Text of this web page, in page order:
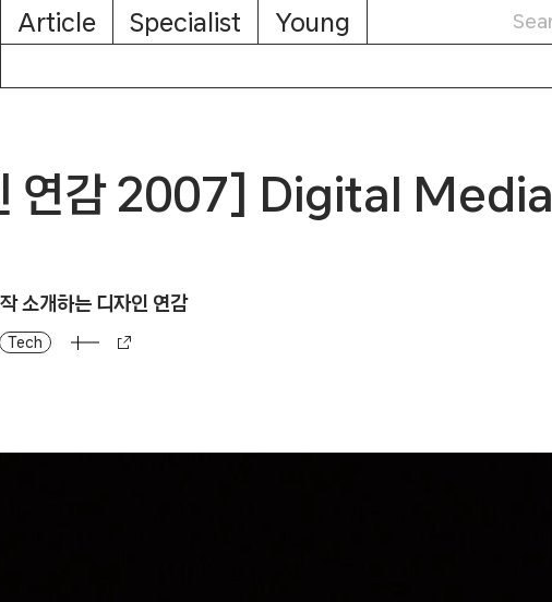
Article Specialist Young
연감 2007] Digital Media
소개하는 디자인 연감
Tech
About
Magazine